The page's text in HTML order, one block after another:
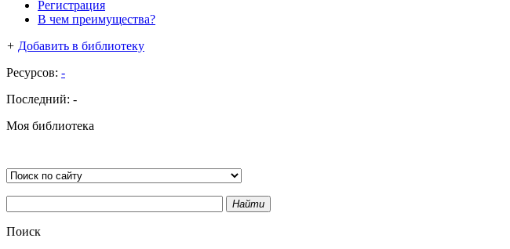
Регистрация
В чем преимущества?
+ Добавить в библиотеку
Ресурсов: -
Последний: -
Моя библиотека
Найти
Поиск